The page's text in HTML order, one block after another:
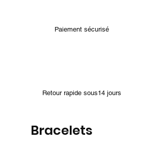
Paiement sécurisé
Retour rapide sous14 jours
Bracelets